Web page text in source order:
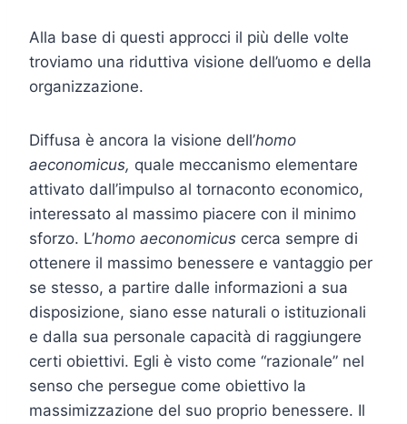
Alla base di questi approcci il più delle volte
troviamo una riduttiva visione dell’uomo e della
organizzazione.
Diffusa è ancora la visione dell’homo
aeconomicus, quale meccanismo elementare
attivato dall’impulso al tornaconto economico,
interessato al massimo piacere con il minimo
sforzo. L’homo aeconomicus cerca sempre di
ottenere il massimo benessere e vantaggio per
se stesso, a partire dalle informazioni a sua
disposizione, siano esse naturali o istituzionali
e dalla sua personale capacità di raggiungere
certi obiettivi. Egli è visto come “razionale” nel
senso che persegue come obiettivo la
massimizzazione del suo proprio benessere. Il